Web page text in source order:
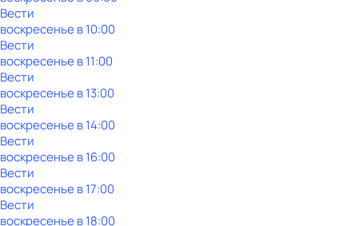
Вести
воскресенье в10:00
Вести
воскресенье в11:00
Вести
воскресенье в13:00
Вести
воскресенье в14:00
Вести
воскресенье в16:00
Вести
воскресенье в17:00
Вести
воскресенье в18:00